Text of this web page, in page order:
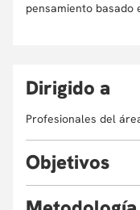
pensamiento basado
Dirigido a
Profesionales del
Objetivos